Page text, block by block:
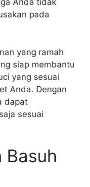
Anda tidak
pada
yang ramah
siap membantu
yang sesuai
Anda. Dengan
dapat
sesuai
Basuh